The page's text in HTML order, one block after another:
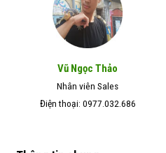
Vũ Ngọc Thảo
Nhân viên Sales
Điện thoại: 0977.032.686